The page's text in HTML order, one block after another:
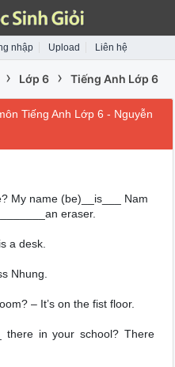
nhập Upload Liên hệ
› Lớp 6 › Tiếng Anh Lớp 6
Tiếng Anh Lớp 6 - Nguyễn
My name (be)__is___ Nam
eraser.
a desk.
Nhung.
– It’s on the fist floor.
there in your school? There